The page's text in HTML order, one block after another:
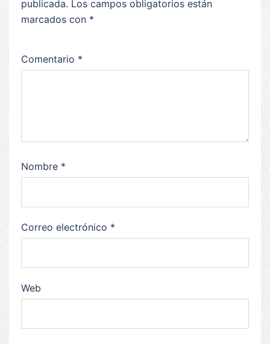
publicada. Los campos obligatorios están
marcados con *
Comentario *
Nombre *
Correo electrónico *
Web